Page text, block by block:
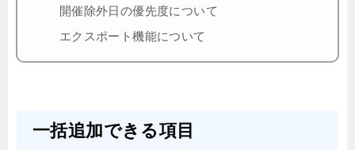
開催除外日の優先度について
エクスポート機能について
一括追加できる項目